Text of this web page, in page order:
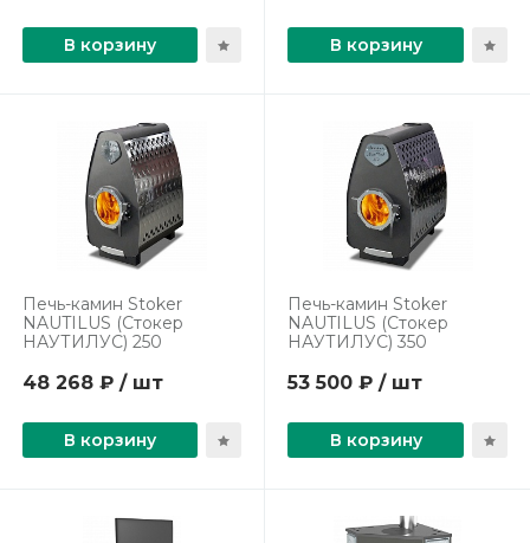
В корзину В корзину
Печь-камин Stoker
NAUTILUS (Стокер
НАУТИЛУС) 250
48 268 ₽ / шт
В корзину
Печь-камин Stoker
NAUTILUS (Стокер
НАУТИЛУС) 350
53 500 ₽ / шт
В корзину